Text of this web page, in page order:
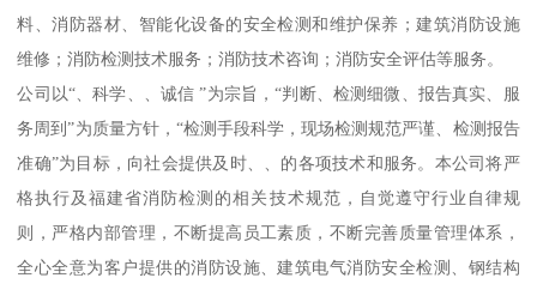
料、消防器材、智能化设备的安全检测和维护保养；建筑消防设施
维修；消防检测技术服务；消防技术咨询；消防安全评估等服务。
公司以“、科学、、诚信 ”为宗旨，“判断、检测细微、报告真实、服
务周到”为质量方针，“检测手段科学，现场检测规范严谨、检测报告
准确”为目标，向社会提供及时、、的各项技术和服务。本公司将严
格执行及福建省消防检测的相关技术规范，自觉遵守行业自律规
则，严格内部管理，不断提高员工素质，不断完善质量管理体系，
全心全意为客户提供的消防设施、建筑电气消防安全检测、钢结构